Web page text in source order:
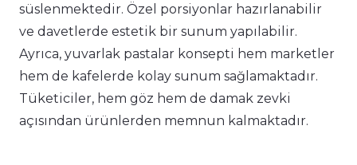
süslenmektedir. Özel porsiyonlar hazırlanabilir
ve davetlerde estetik bir sunum yapılabilir.
Ayrıca, yuvarlak pastalar konsepti hem marketler
hem de kafelerde kolay sunum sağlamaktadır.
Tüketiciler, hem göz hem de damak zevki
açısından ürünlerden memnun kalmaktadır.